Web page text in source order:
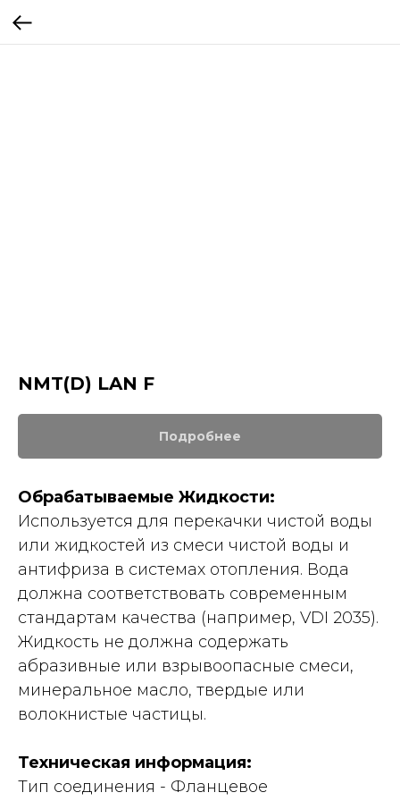
NMT(D) LAN F
Подробнее
Обрабатываемые Жидкости:
Используется для перекачки чистой воды
или жидкостей из смеси чистой воды и
антифриза в системах отопления. Вода
должна соответствовать современным
стандартам качества (например, VDI 2035).
Жидкость не должна содержать
абразивные или взрывоопасные смеси,
минеральное масло, твердые или
волокнистые частицы.
Техническая информация:
Тип соединения - Фланцевое